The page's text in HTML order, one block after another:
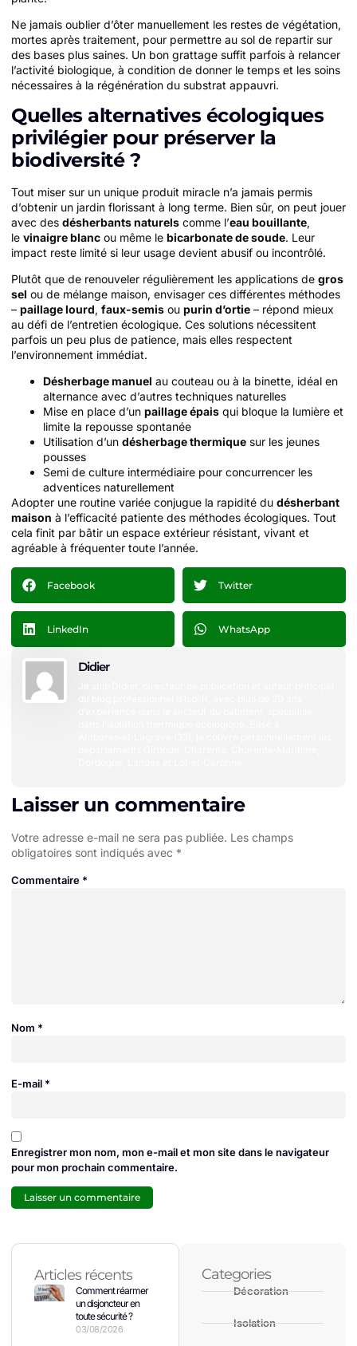
Ne jamais oublier d’ôter manuellement les restes de végétation,
mortes après traitement, pour permettre au sol de repartir sur
des bases plus saines. Un bon grattage suffit parfois à relancer
l’activité biologique, à condition de donner le temps et les soins
nécessaires à la régénération du substrat appauvri.
Quelles alternatives écologiques
privilégier pour préserver la
biodiversité ?
Tout miser sur un unique produit miracle n’a jamais permis
d’obtenir un jardin florissant à long terme. Bien sûr, on peut jouer
avec des désherbants naturels comme l’eau bouillante,
le vinaigre blanc ou même le bicarbonate de soude. Leur
impact reste limité si leur usage devient abusif ou incontrôlé.
Plutôt que de renouveler régulièrement les applications de gros
sel ou de mélange maison, envisager ces différentes méthodes
– paillage lourd, faux-semis ou purin d’ortie – répond mieux
au défi de l’entretien écologique. Ces solutions nécessitent
parfois un peu plus de patience, mais elles respectent
l’environnement immédiat.
Désherbage manuel au couteau ou à la binette, idéal en
alternance avec d’autres techniques naturelles
Mise en place d’un paillage épais qui bloque la lumière et
limite la repousse spontanée
Utilisation d’un désherbage thermique sur les jeunes
pousses
Semi de culture intermédiaire pour concurrencer les
adventices naturellement
Adopter une routine variée conjugue la rapidité du désherbant
maison à l’efficacité patiente des méthodes écologiques. Tout
cela finit par bâtir un espace extérieur résistant, vivant et
agréable à fréquenter toute l’année.
Facebook Twitter
LinkedIn WhatsApp
Didier
Laisser un commentaire
Votre adresse e-mail ne sera pas publiée. Les champs
obligatoires sont indiqués avec *
Commentaire *
Nom *
E-mail *
Enregistrer mon nom, mon e-mail et mon site dans le navigateur
pour mon prochain commentaire.
Articles récents
Comment réarmer
un disjoncteur en
toute sécurité ?
03/08/2026
Categories
Décoration
Isolation